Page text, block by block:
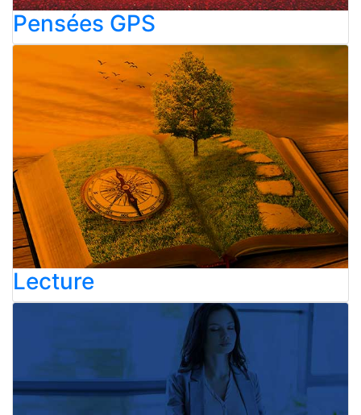
Pensées GPS
Lecture